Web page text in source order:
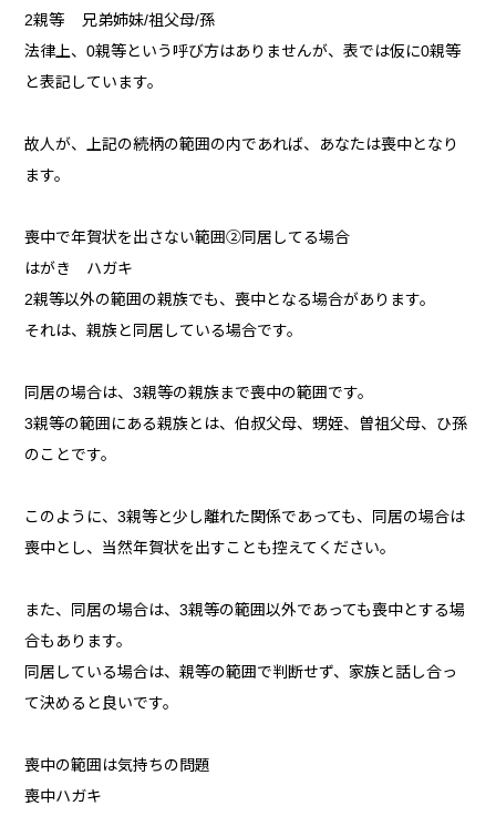
2親等 兄弟姉妹/祖父母/孫
法律上、0親等という呼び方はありませんが、表では仮に0親等
と表記しています。
故人が、上記の続柄の範囲の内であれば、あなたは喪中となり
ます。
喪中で年賀状を出さない範囲②同居してる場合
はがき ハガキ
2親等以外の範囲の親族でも、喪中となる場合があります。
それは、親族と同居している場合です。
同居の場合は、3親等の親族まで喪中の範囲です。
3親等の範囲にある親族とは、伯叔父母、甥姪、曽祖父母、ひ孫
のことです。
このように、3親等と少し離れた関係であっても、同居の場合は
喪中とし、当然年賀状を出すことも控えてください。
また、同居の場合は、3親等の範囲以外であっても喪中とする場
合もあります。
同居している場合は、親等の範囲で判断せず、家族と話し合っ
て決めると良いです。
喪中の範囲は気持ちの問題
喪中ハガキ